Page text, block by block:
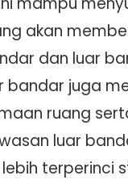
akan
dan luar
bandar juga
ruang
luar
terperinci